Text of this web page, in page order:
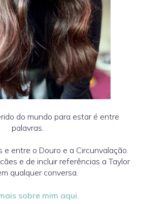
do mundo para estar é entre
palavras.
e entre o Douro e a Circunvalação.
e de incluir referências a Taylor
qualquer conversa.
sobre mim aqui.